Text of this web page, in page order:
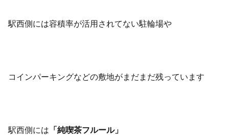
駅西側には容積率が活用されてない駐輪場や
コインパーキングなどの敷地がまだまだ残っています
駅西側には 「純喫茶フルール」